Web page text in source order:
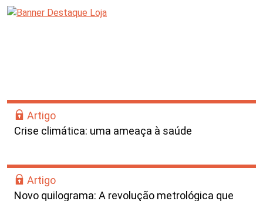
Artigo
Crise climática: uma ameaça à saúde
Artigo
Novo quilograma: A revolução metrológica que